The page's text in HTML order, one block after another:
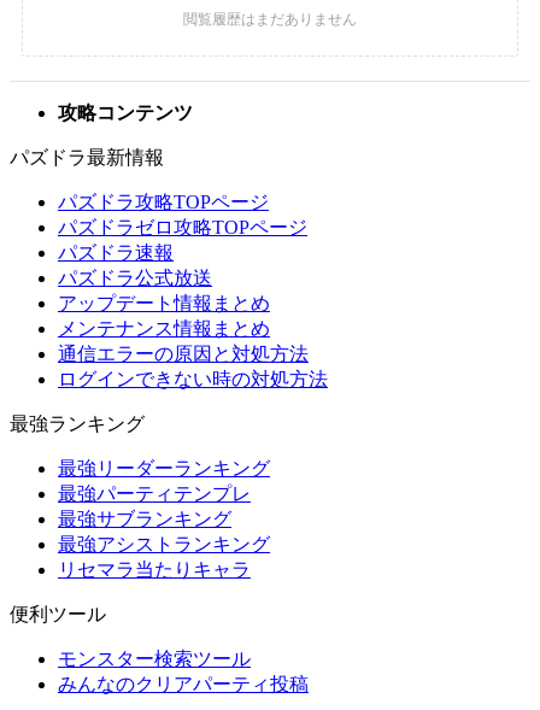
攻略コンテンツ
パズドラ最新情報
パズドラ攻略TOPページ
パズドラゼロ攻略TOPページ
パズドラ速報
パズドラ公式放送
アップデート情報まとめ
メンテナンス情報まとめ
通信エラーの原因と対処方法
ログインできない時の対処方法
最強ランキング
最強リーダーランキング
最強パーティテンプレ
最強サブランキング
最強アシストランキング
リセマラ当たりキャラ
便利ツール
モンスター検索ツール
みんなのクリアパーティ投稿